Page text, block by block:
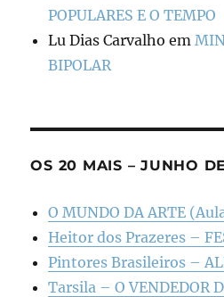
POPULARES E O TEMPO
Lu Dias Carvalho em
BIPOLAR
OS 20 MAIS – JUNHO
O MUNDO DA ARTE
Heitor dos Prazeres –
Pintores Brasileiros –
Tarsila – O VENDEDOR